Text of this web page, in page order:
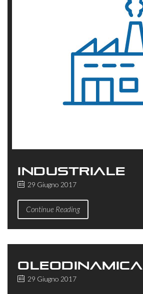
INDUSTRIALE
29 Giugno 2017
Continue Reading
OLEODINAMICA
29 Giugno 2017